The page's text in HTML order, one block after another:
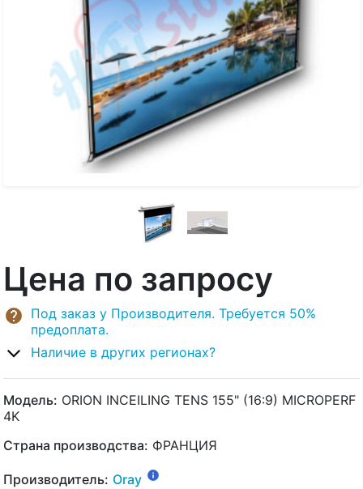
Цена по запросу
Под заказ у Производителя. Требуется 50%
предоплата.
Наличие в других регионах?
Модель: ORION INCEILING TENS 155" (16:9) MICROPERF
4K
Страна производства: ФРАНЦИЯ
Производитель: Oray